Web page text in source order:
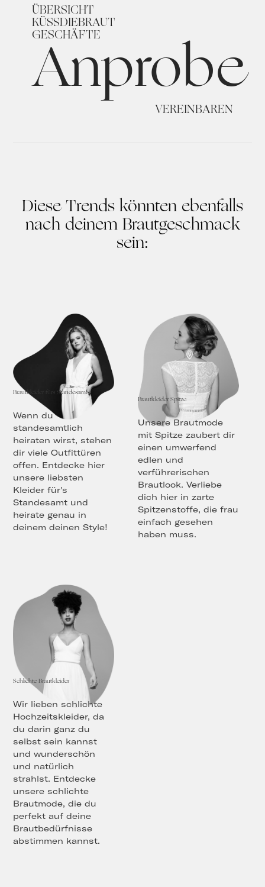
ÜBERSICHT
KÜSSDIEBRAUT
GESCHÄFTE
Anprobe
VEREINBAREN
Diese Trends könnten ebenfalls
nach deinem Brautgeschmack
sein:
Brautkleider fürs Standesamt
Wenn du
standesamtlich
heiraten wirst, stehen
dir viele Outfittüren
offen. Entdecke hier
unsere liebsten
Kleider für's
Standesamt und
heirate genau in
deinem deinen Style!
Brautkleider Spitze
Unsere Brautmode
mit Spitze zaubert dir
einen umwerfend
edlen und
verführerischen
Brautlook. Verliebe
dich hier in zarte
Spitzenstoffe, die frau
einfach gesehen
haben muss.
Schlichte Brautkleider
Wir lieben schlichte
Hochzeitskleider, da
du darin ganz du
selbst sein kannst
und wunderschön
und natürlich
strahlst. Entdecke
unsere schlichte
Brautmode, die du
perfekt auf deine
Brautbedürfnisse
abstimmen kannst.